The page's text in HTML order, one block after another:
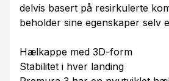
delvis basert på resirkulerte
beholder sine egenskaper selv
Hælkappe med 3D-form
Stabilitet i hver landing